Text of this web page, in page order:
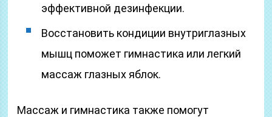
эффективной дезинфекции.
Восстановить кондиции внутриглазных
мышц поможет гимнастика или легкий
массаж глазных яблок.
Массаж и гимнастика также помогут